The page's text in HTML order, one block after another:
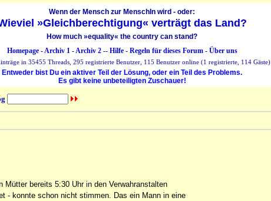
Wenn der Mensch zur MenschIn wird - oder:
»Gleichberechtigung« verträgt das Land?
How much »equality« the country can stand?
Homepage-Archiv 1-Archiv 2-- Hilfe- Regeln für dieses Forum- Über uns
in 35455 Threads, 295 registrierte Benutzer, 115 Benutzer online (1 registrierte, 114 Gäste)
Entweder bist Du ein aktiver Teil der Lösung, oder ein Teil des Problems.
Es gibt keine unbeteiligten Zuschauer!
bereits 5:30 Uhr in den Verwahranstalten
- konnte schon nicht stimmen. Das ein Mann in eine